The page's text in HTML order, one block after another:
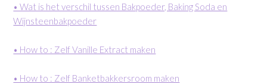
• Wat is het verschil tussen Bakpoeder, Baking Soda en
Wijnsteenbakpoeder
• How to : Zelf Vanille Extract maken
• How to : Zelf Banketbakkersroom maken